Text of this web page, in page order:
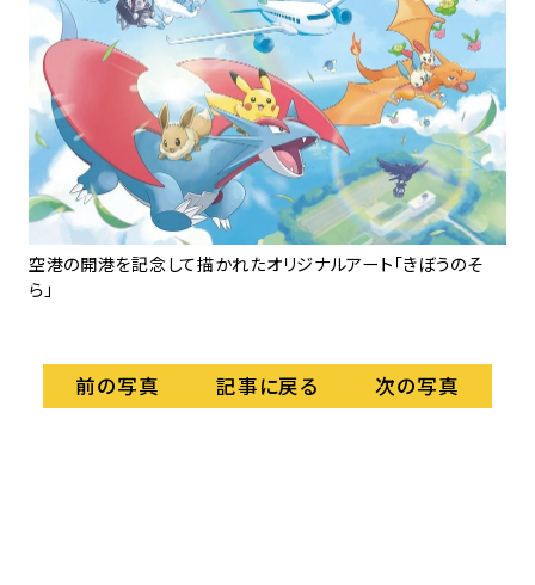
空港の開港を記念して描かれたオリジナルアート「きぼうのそ
ら」
前の写真 記事に戻る 次の写真